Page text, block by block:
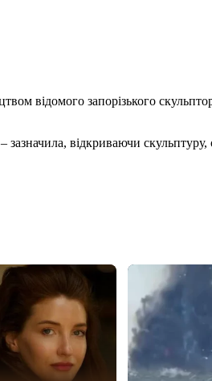
відомого запорізького
відкриваючи скульптуру,